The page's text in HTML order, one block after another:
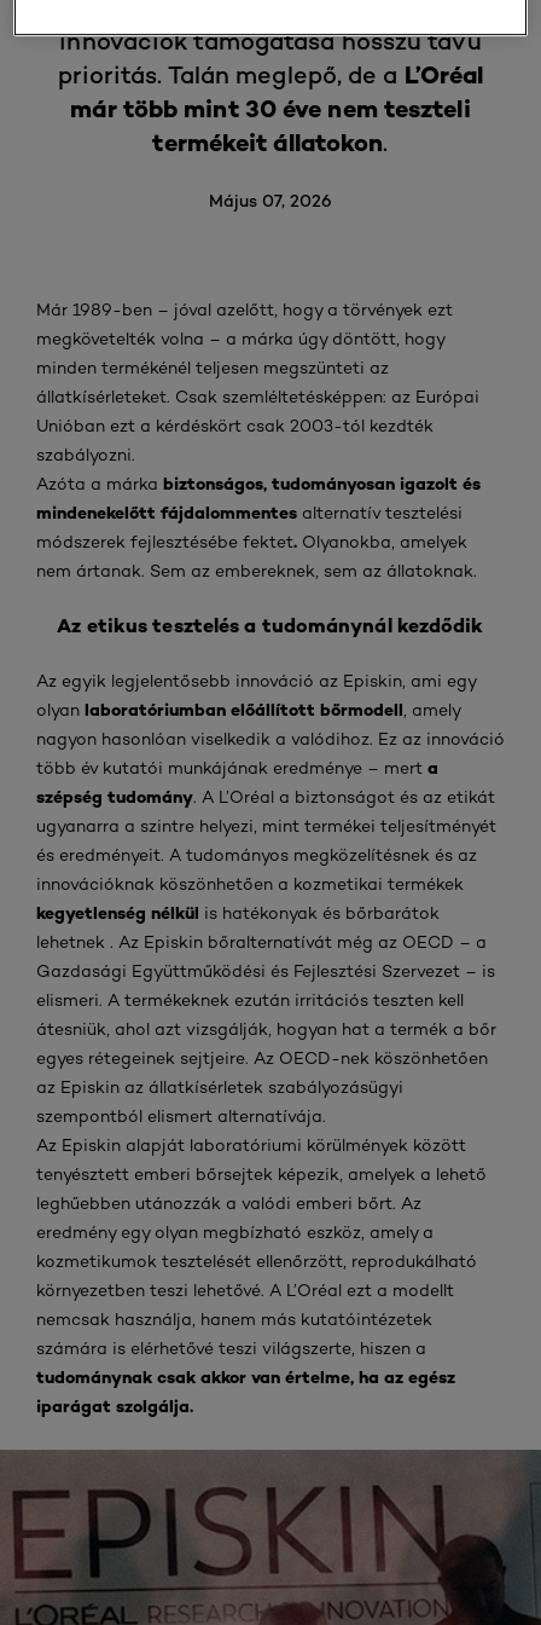
állatok védelme és a tudományos
innovációk támogatása hosszú távú
prioritás. Talán meglepő, de a L’Oréal
már több mint 30 éve nem teszteli
termékeit állatokon.
Május 07, 2026
Már 1989-ben – jóval azelőtt, hogy a törvények ezt
megkövetelték volna – a márka úgy döntött, hogy
minden termékénél teljesen megszünteti az
állatkísérleteket. Csak szemléltetésképpen: az Európai
Unióban ezt a kérdéskört csak 2003-tól kezdték
szabályozni.
Azóta a márka biztonságos, tudományosan igazolt és
mindenekelőtt fájdalommentes alternatív tesztelési
módszerek fejlesztésébe fektet. Olyanokba, amelyek
nem ártanak. Sem az embereknek, sem az állatoknak.
Az etikus tesztelés a tudománynál kezdődik
Az egyik legjelentősebb innováció az Episkin, ami egy
olyan laboratóriumban előállított bőrmodell , amely
nagyon hasonlóan viselkedik a valódihoz. Ez az innováció
több év kutatói munkájának eredménye – mert a
szépség tudomány. A L’Oréal a biztonságot és az etikát
ugyanarra a szintre helyezi, mint termékei teljesítményét
és eredményeit. A tudományos megközelítésnek és az
innovációknak köszönhetően a kozmetikai termékek
kegyetlenség nélkül is hatékonyak és bőrbarátok
lehetnek . Az Episkin bőralternatívát még az OECD – a
Gazdasági Együttműködési és Fejlesztési Szervezet – is
elismeri. A termékeknek ezután irritációs teszten kell
átesniük, ahol azt vizsgálják, hogyan hat a termék a bőr
egyes rétegeinek sejtjeire. Az OECD-nek köszönhetően
az Episkin az állatkísérletek szabályozásügyi
szempontból elismert alternatívája.
Az Episkin alapját laboratóriumi körülmények között
tenyésztett emberi bőrsejtek képezik, amelyek a lehető
leghűebben utánozzák a valódi emberi bőrt. Az
eredmény egy olyan megbízható eszköz, amely a
kozmetikumok tesztelését ellenőrzött, reprodukálható
környezetben teszi lehetővé. A L’Oréal ezt a modellt
nemcsak használja, hanem más kutatóintézetek
számára is elérhetővé teszi világszerte, hiszen a
tudománynak csak akkor van értelme, ha az egész
iparágat szolgálja.